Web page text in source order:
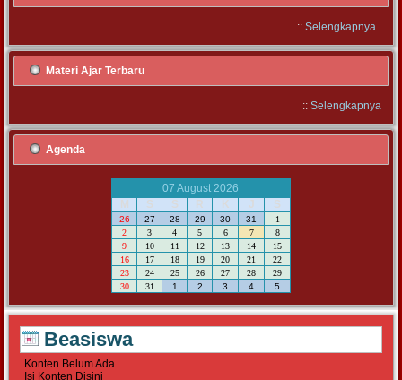
:: Selengkapnya
Materi Ajar Terbaru
:: Selengkapnya
Agenda
07 August 2026
M
S S R K J S
26 27 28 29 30 31
1
2
3 4 5 6 7
8
9
10 11 12 13 14
15
16
17 18 19 20 21
22
23
24 25 26 27 28
29
30
31 1 2 3 4 5
Beasiswa
Konten Belum Ada
Isi Konten Disini